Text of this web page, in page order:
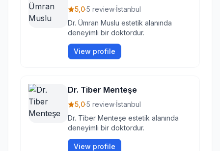
5,0·5 review·İstanbul
Dr. Ümran Muslu estetik alanında
deneyimli bir doktordur.
View profile
Dr. Tiber Menteşe
5,0·5 review·İstanbul
Dr. Tiber Menteşe estetik alanında
deneyimli bir doktordur.
View profile